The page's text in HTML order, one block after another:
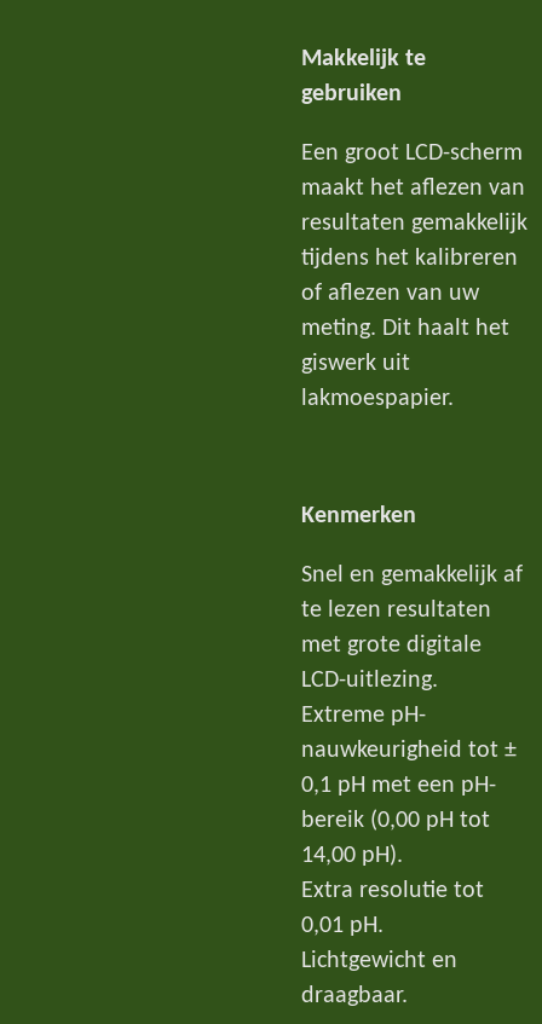
Makkelijk te
gebruiken
Een groot LCD-scherm
maakt het aflezen van
resultaten gemakkelijk
tijdens het kalibreren
of aflezen van uw
meting. Dit haalt het
giswerk uit
lakmoespapier.
Kenmerken
Snel en gemakkelijk af
te lezen resultaten
met grote digitale
LCD-uitlezing.
Extreme pH-
nauwkeurigheid tot ±
0,1 pH met een pH-
bereik (0,00 pH tot
14,00 pH).
Extra resolutie tot
0,01 pH.
Lichtgewicht en
draagbaar.